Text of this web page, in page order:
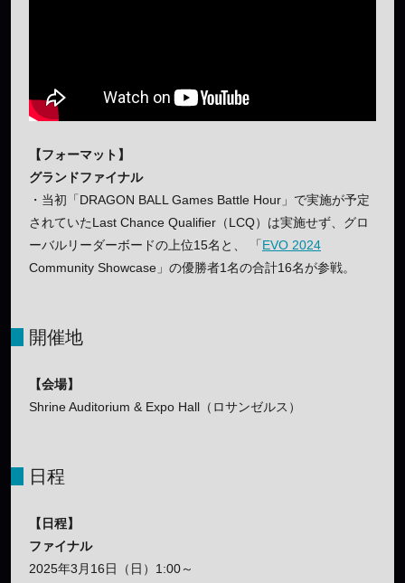
【フォーマット】
グランドファイナル
・当初「DRAGON BALL Games Battle Hour」で実施が予定
されていたLast Chance Qualifier（LCQ）は実施せず、グロ
ーバルリーダーボードの上位15名と、 「EVO 2024
Community Showcase」の優勝者1名の合計16名が参戦。
開催地
【会場】
Shrine Auditorium & Expo Hall（ロサンゼルス）
日程
【日程】
ファイナル
2025年3月16日（日）1:00～